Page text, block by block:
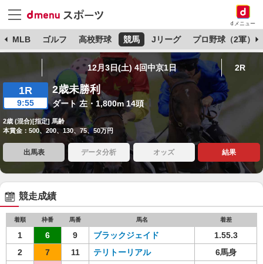
dメニュー
MLB ゴルフ 高校野球 競馬 Jリーグ プロ野球（2軍）
12月3日(土) 4回中京1日 2R
1R
9:55
2歳未勝利
ダート 左・1,800m 14頭
2歳 (混合)[指定] 馬齢
本賞金：500、200、130、75、50万円
出馬表 データ分析 オッズ 結果
競走成績
着順 枠番 馬番 馬名 着差
1 6 9 ブラックジェイド
1.55.3
2
7 11 テリトーリアル
6馬身